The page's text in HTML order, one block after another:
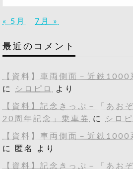
« 5月 7月 »
最近のコメント
【資料】車両側面－近鉄
に シロピロ
より
【資料】記念きっぷ－「あお
20周年記念」乗車券 に シロ
【資料】車両側面－近鉄
に 匿名
より
【資料】記念きっぷ－「あお